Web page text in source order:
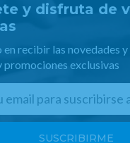
y disfruta de
en recibir las novedades
promociones exclusivas